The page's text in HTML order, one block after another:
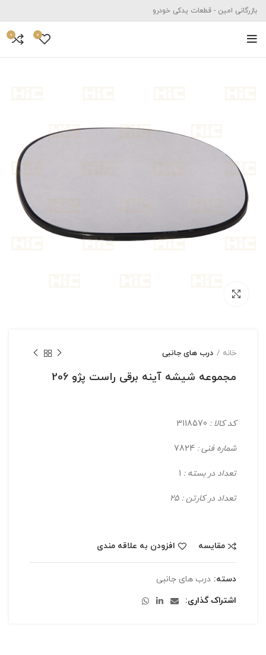
بازرگانی امین - قطعات یدکی خودرو
0
0
خانه درب های جانبی
مجموعه شیشه آینه برقی راست پژو 206
کد کالا :
شماره فنی :
تعداد در بسته :
تعداد در کارتن : 25
مقایسه افزودن به علاقه مندی
دسته: درب های جانبی
اشتراک گذاری